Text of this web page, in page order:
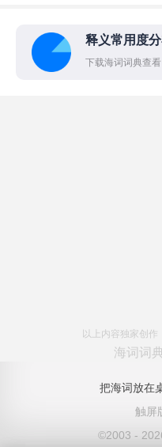
释义常用度
下载海词词典查看
以上内容独家创作
海词词
把海词放在
触屏
©2003 -